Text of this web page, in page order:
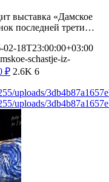
выставка «Дамское
последней трети…
02-18T23:00:00+03:00
schastje-iz-
₽ 2.6K 6
uploads/
uploads/